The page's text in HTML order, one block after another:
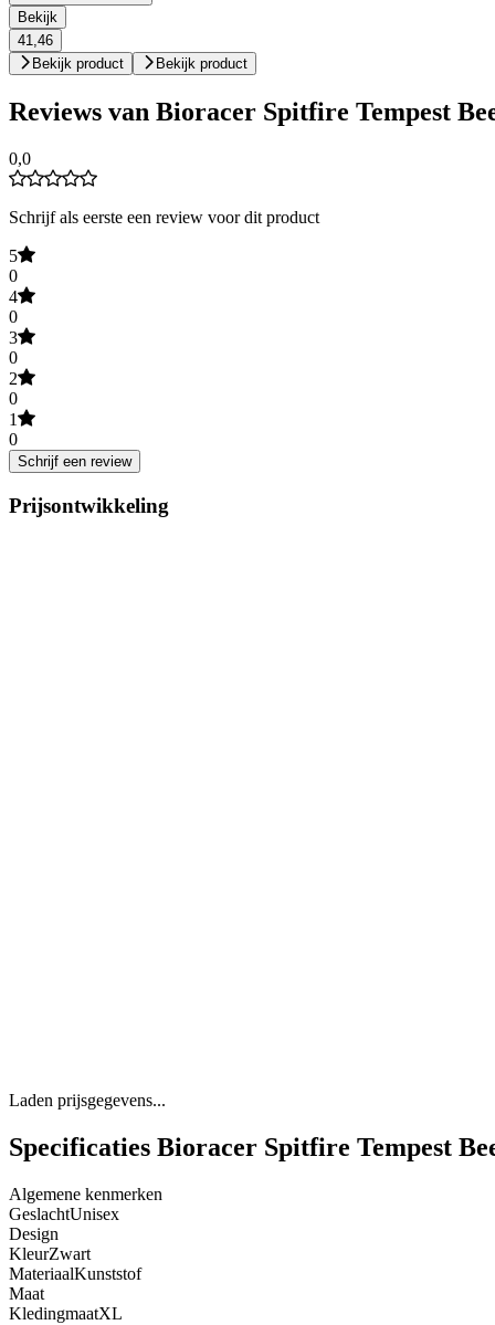
Bekijk
41,46
Bekijk product
Bekijk product
Reviews van Bioracer Spitfire Tempest
0,0
Schrijf als eerste een review voor dit product
5
0
4
0
3
0
2
0
1
0
Schrijf een review
Prijsontwikkeling
Laden prijsgegevens...
Specificaties Bioracer Spitfire Tempest
Algemene kenmerken
GeslachtUnisex
Design
KleurZwart
MateriaalKunststof
Maat
KledingmaatXL